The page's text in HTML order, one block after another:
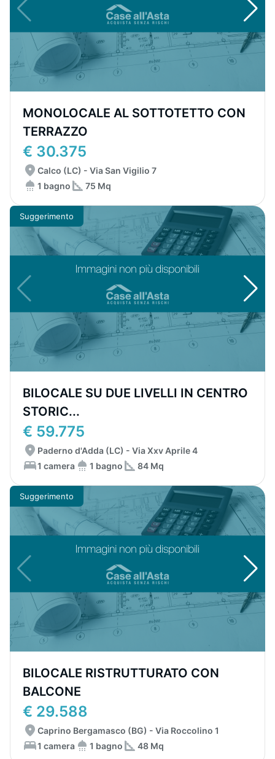
MONOLOCALE AL SOTTOTETTO CON
TERRAZZO
€ 30.375
Calco (LC) - Via San Vigilio 7
1 bagno
75 Mq
Suggerimento
BILOCALE SU DUE LIVELLI IN CENTRO
STORIC...
€ 59.775
Paderno d'Adda (LC) - Via Xxv Aprile 4
1 camera
1 bagno 84 Mq
Suggerimento
BILOCALE RISTRUTTURATO CON
BALCONE
€ 29.588
Caprino Bergamasco (BG) - Via Roccolino 1
1 camera
1 bagno 48 Mq